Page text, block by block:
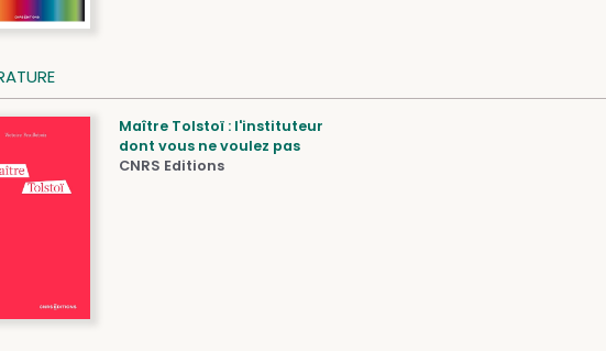
Maître Tolstoï : l'instituteur
dont vous ne voulez pas
CNRS Editions